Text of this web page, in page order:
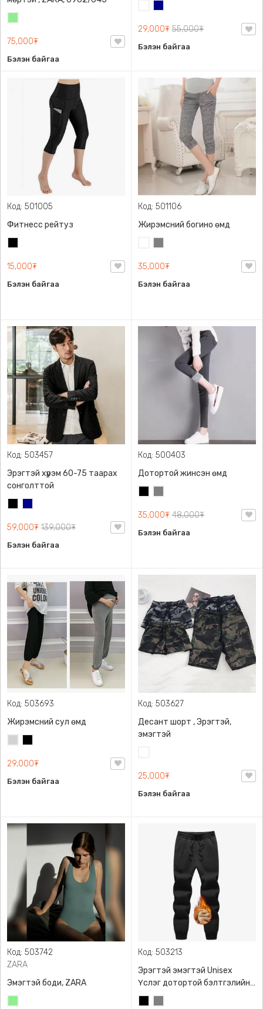
75,000₮
Бэлэн байгаа
29,000₮ 55,000₮
Бэлэн байгаа
Код: 501005
Фитнесс рейтуз
15,000₮
Бэлэн байгаа
Код: 501106
Жирэмсний богино өмд
35,000₮
Бэлэн байгаа
Код: 503457
Эрэгтэй хүрэм 60-75 таарах
сонголттой
59,000₮ 139,000₮
Бэлэн байгаа
Код: 500403
Дотортой жинсэн өмд
35,000₮ 48,000₮
Бэлэн байгаа
Код: 503693
Жирэмсний сул өмд
29,000₮
Бэлэн байгаа
Код: 503627
Десант шорт , Эрэгтэй,
эмэгтэй
25,000₮
Бэлэн байгаа
Код: 503742
ZARA
Эмэгтэй боди, ZARA
Код: 503213
Эрэгтэй эмэгтэй Unisex
Үслэг дотортой бэлтгэлийн
өмд,